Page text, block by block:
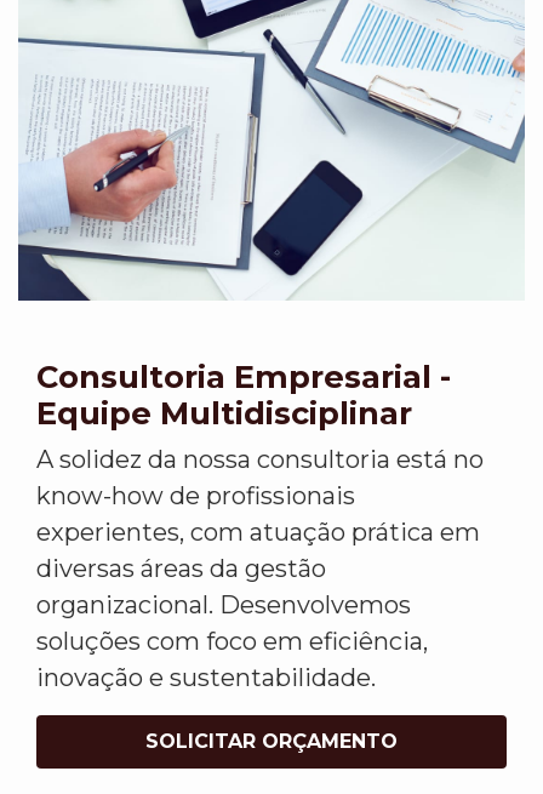
Consultoria Empresarial -
Equipe Multidisciplinar
A solidez da nossa consultoria está no
know-how de profissionais
experientes, com atuação prática em
diversas áreas da gestão
organizacional. Desenvolvemos
soluções com foco em eficiência,
inovação e sustentabilidade.
SOLICITAR ORÇAMENTO